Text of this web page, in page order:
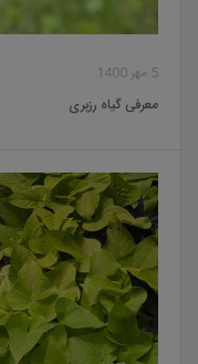
5 مهر 1400
معرفی گیاه رزبری